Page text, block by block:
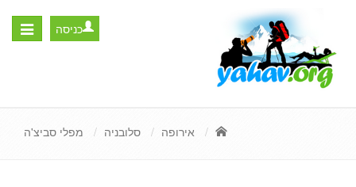
Toggle
כניסה
אירופה סלובניה מפלי סביצ'ה